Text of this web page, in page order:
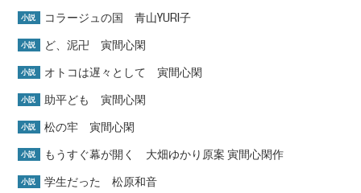
小説 コラージュの国 青山YURI子
小説 ど、泥卍 寅間心閑
小説 オトコは遅々として 寅間心閑
小説 助平ども 寅間心閑
小説 松の牢 寅間心閑
小説 もうすぐ幕が開く 大畑ゆかり原案 寅間心閑作
小説 学生だった 松原和音